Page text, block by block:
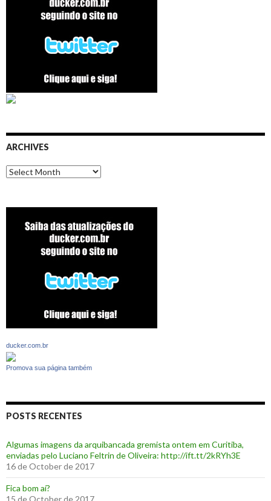
ARCHIVES
Archives
ducker.com.br
Promova sua página também
POSTS RECENTES
Algumas imagens da arquibancada gremista ontem em Curitiba,
enviadas pelo Luciano Feltrin de Oliveira: http://ift.tt/2kRYh3E
16 de October de 2017
‪Fica bom aí?‬
15 de October de 2017